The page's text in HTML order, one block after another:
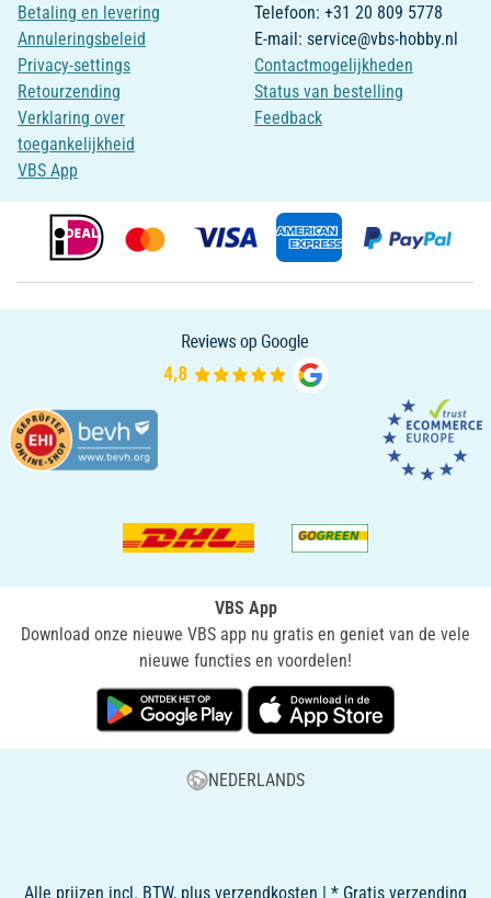
Betaling en levering
Annuleringsbeleid
Privacy-settings
Retourzending
Verklaring over
toegankelijkheid
VBS App
Telefoon: +31 20 809 5778
E-mail: service@vbs-hobby.nl
Contactmogelijkheden
Status van bestelling
Feedback
VBS App
Download onze nieuwe VBS app nu gratis en geniet van de vele
nieuwe functies en voordelen!
NEDERLANDS
Alle prijzen incl. BTW, plus verzendkosten | * Gratis verzending